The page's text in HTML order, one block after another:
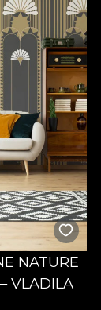
NATURE
VLADILA